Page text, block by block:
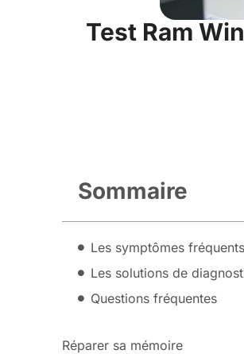
Test Ram
Sommaire
Les symptômes
Les solutions de
Questions fréquentes
Réparer sa mémoire